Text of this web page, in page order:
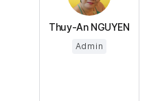
Thuy-An NGUYEN
Admin